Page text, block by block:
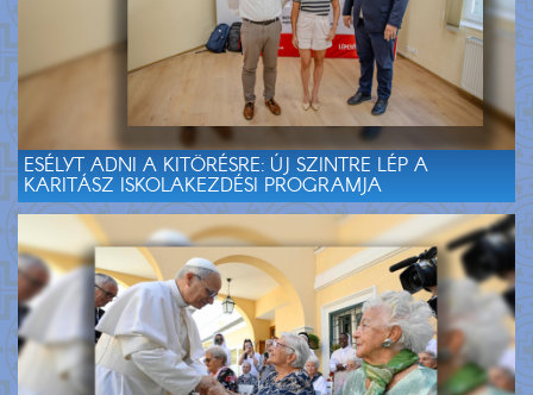
ESÉLYT ADNI A KITÖRÉSRE: ÚJ SZINTRE LÉP A
KARITÁSZ ISKOLAKEZDÉSI PROGRAMJA